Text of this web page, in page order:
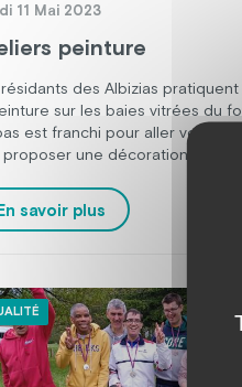
11 Mai 2023
peinture
des Albizias
sur les baies vitrées du
est franchi pour aller vers les
une décoration sur
accompagné par Benoît,
référent de l’activité. Le
savoir plus